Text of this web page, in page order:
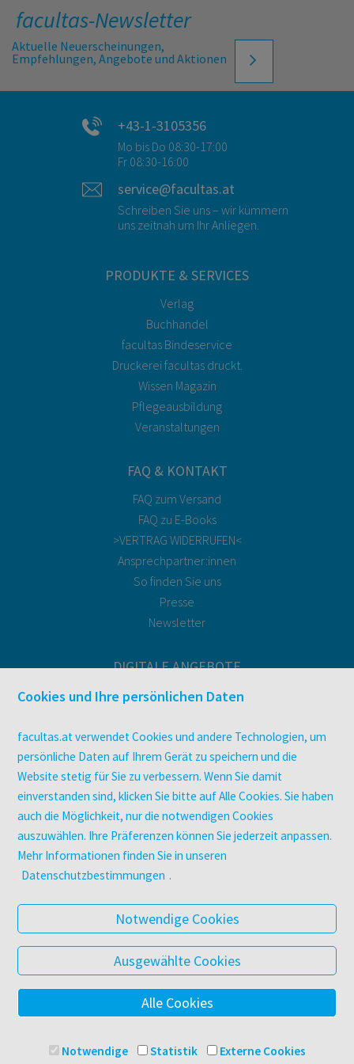
facultas-Newsletter
Aktuelle Neuerscheinungen,
Empfehlungen, Angebote und Aktionen
+43-1-3105356
Mo bis Do 08:30-17:00
Fr 08:30-16:00
service@facultas.at
Schreiben Sie uns – wir kümmern
uns zeitnah um Ihr Anliegen.
PRODUKTE & SERVICES
Verlag
Buchhandel
facultas Bindeservice
Druckerei facultas druckt.
Wissen Magazin
Pflegeausbildung
Veranstaltungen
FAQ & KONTAKT
FAQ zum Versand
FAQ zu E-Books
>VERTRAG WIDERRUFEN<
Ansprechpartner:innen
So finden Sie uns
Presse
Newsletter
DIGITALE ANGEBOTE
Überblick
utb elibrary
E-Books
facultas Club
UNTERNEHMEN
Über facultas
Datenschutz & Cookies
AGB
Barrierefreiheit
© 2025 Facultas Verlags- und Buchhandels AG
Cookies und Ihre persönlichen Daten
facultas.at verwendet Cookies und andere Technologien, um
persönliche Daten auf Ihrem Gerät zu speichern und die
Website stetig für Sie zu verbessern. Wenn Sie damit
einverstanden sind, klicken Sie bitte auf Alle Cookies. Sie haben
auch die Möglichkeit, nur die notwendigen Cookies
auszuwählen. Ihre Präferenzen können Sie jederzeit anpassen.
Mehr Informationen finden Sie in unseren
Datenschutzbestimmungen .
Notwendige Cookies
Ausgewählte Cookies
Alle Cookies
Notwendige Statistik Externe Cookies